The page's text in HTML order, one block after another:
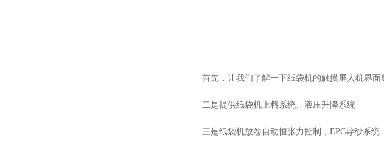
首先，让我们了解一下纸袋机的触摸屏人机界
二是提供纸袋机上料系统、液压升降系统
三是纸袋机放卷自动恒张力控制，EPC导纱系统